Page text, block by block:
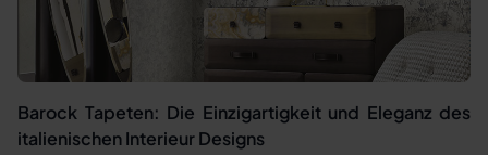
Barock Tapeten: Die Einzigartigkeit und Eleganz des
italienischen Interieur Designs